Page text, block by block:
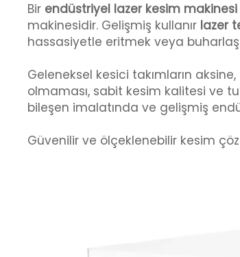
Bir endüstriyel lazer kesim makinesi
makinesidir. Gelişmiş kullanır lazer
hassasiyetle eritmek veya
Geleneksel kesici takımların
olmaması, sabit kesim kalitesi ve
bileşen imalatında ve gelişmiş
Güvenilir ve ölçeklenebilir kesim